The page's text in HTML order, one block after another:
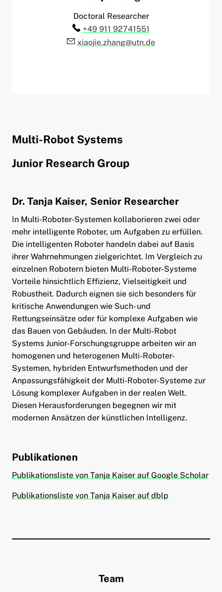
Doctoral Researcher
Telefon:
+49 911 92741551
E-Mail:
xiaojie.zhang@utn.de
Multi-Robot Systems
Junior Research Group
Dr. Tanja Kaiser, Senior Researcher
In Multi-Roboter-Systemen kollaborieren zwei oder
mehr intelligente Roboter, um Aufgaben zu erfüllen.
Die intelligenten Roboter handeln dabei auf Basis
ihrer Wahrnehmungen zielgerichtet. Im Vergleich zu
einzelnen Robotern bieten Multi-Roboter-Systeme
Vorteile hinsichtlich Effizienz, Vielseitigkeit und
Robustheit. Dadurch eignen sie sich besonders für
kritische Anwendungen wie Such- und
Rettungseinsätze oder für komplexe Aufgaben wie
das Bauen von Gebäuden. In der Multi-Robot
Systems Junior-Forschungsgruppe arbeiten wir an
homogenen und heterogenen Multi-Roboter-
Systemen, hybriden Entwurfsmethoden und der
Anpassungsfähigkeit der Multi-Roboter-Systeme zur
Lösung komplexer Aufgaben in der realen Welt.
Diesen Herausforderungen begegnen wir mit
modernen Ansätzen der künstlichen Intelligenz.
Publikationen
Publikationsliste von Tanja Kaiser auf Google Scholar
Publikationsliste von Tanja Kaiser auf dblp
Team